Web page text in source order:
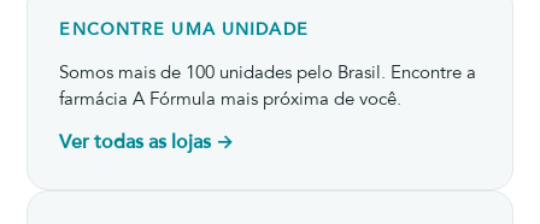
ENCONTRE UMA UNIDADE
Somos mais de 100 unidades pelo Brasil. Encontre a
farmácia A Fórmula mais próxima de você.
Ver todas as lojas →